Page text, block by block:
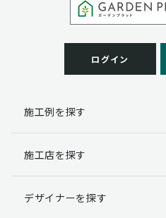
弊社は事業運営上、お客様に
るために業務の一部を外部に
客様には、貴殿の個人情報の
理・機密保持などによりお客
個人情報提出の任意性
す。
ログイン
施工例を探す
施工店を探す
デザイナーを探す